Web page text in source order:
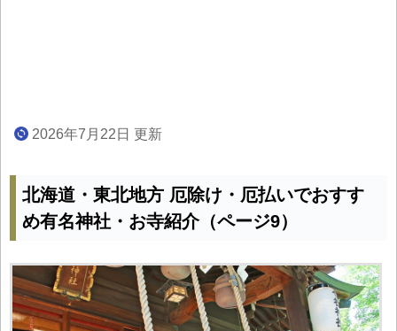
2026年7月22日 更新
北海道・東北地方 厄除け・厄払いでおすす
め有名神社・お寺紹介（ページ9）